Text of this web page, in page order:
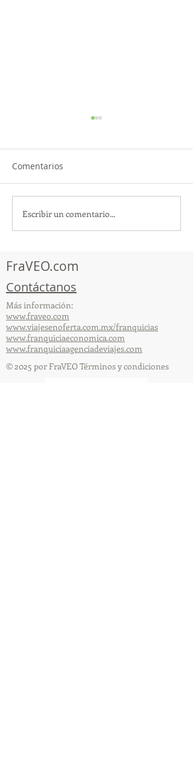
TourTravelynByFraveo
participó en la
Comentarios
Escribir un comentario...
FraVEO.com
Contáctanos
Más información:
www.fraveo.com
www.viajesenoferta.com.mx/franquicias
www.franquiciaeconomica.com
www.franquiciaagenciadeviajes.com
© 2025 por FraVEO Términos y condiciones